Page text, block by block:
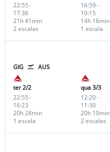
22:55-
17:36
2 escalas
21h 41min
16:59-
10:15
1 escala
14h 16min
GIG AUS
ter 2/2
22:55-
16:23
1 escala
20h 28min
qua 3/3
12:20-
11:30
2 escalas
20h 10min